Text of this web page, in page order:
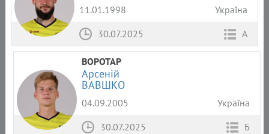
11.01.1998
Україна
30.07.2025
А
ВОРОТАР
Арсеній
ВАВШКО
04.09.2005
Україна
30.07.2025
Б